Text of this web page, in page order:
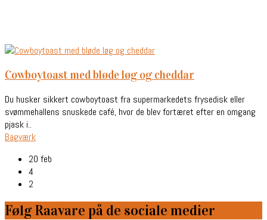
cowboytoast med bløde løg og cheddar
Du husker sikkert cowboytoast fra supermarkedets frysedisk eller
svømmehallens snuskede café, hvor de blev fortæret efter en omgang
pjask i..
Bagværk
20 feb
4
2
Følg Raavare på de sociale medier